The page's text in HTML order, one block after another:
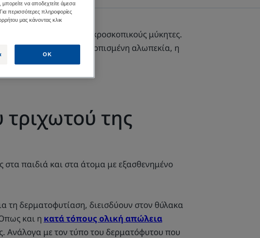
προκαλείται από μικροσκοπικούς μύκητες.
υπεύθυνη για την εντοπισμένη αλωπεκία, η
τριχωτού της
στα παιδιά και στα άτομα με εξασθενημένο
τη δερματοφυτίαση, διεισδύουν στον θύλακα
και η κατά τόπους ολική απώλεια
Ανάλογα με τον τύπο του δερματόφυτου που
να αποδεχτείτε άμεσα
περισσότερες πληροφορίες
μας κάνοντας κλικ
OK